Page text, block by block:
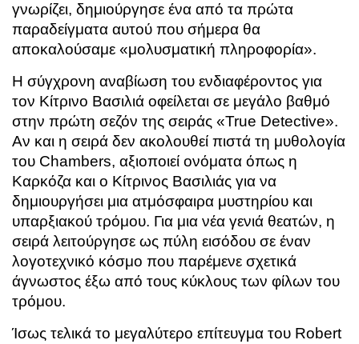
γνωρίζει, δημιούργησε ένα από τα πρώτα
παραδείγματα αυτού που σήμερα θα
αποκαλούσαμε «μολυσματική πληροφορία».
Η σύγχρονη αναβίωση του ενδιαφέροντος για
τον Κίτρινο Βασιλιά οφείλεται σε μεγάλο βαθμό
στην πρώτη σεζόν της σειράς «True Detective».
Αν και η σειρά δεν ακολουθεί πιστά τη μυθολογία
του Chambers, αξιοποιεί ονόματα όπως η
Καρκόζα και ο Κίτρινος Βασιλιάς για να
δημιουργήσει μια ατμόσφαιρα μυστηρίου και
υπαρξιακού τρόμου. Για μια νέα γενιά θεατών, η
σειρά λειτούργησε ως πύλη εισόδου σε έναν
λογοτεχνικό κόσμο που παρέμενε σχετικά
άγνωστος έξω από τους κύκλους των φίλων του
τρόμου.
Ίσως τελικά το μεγαλύτερο επίτευγμα του Robert